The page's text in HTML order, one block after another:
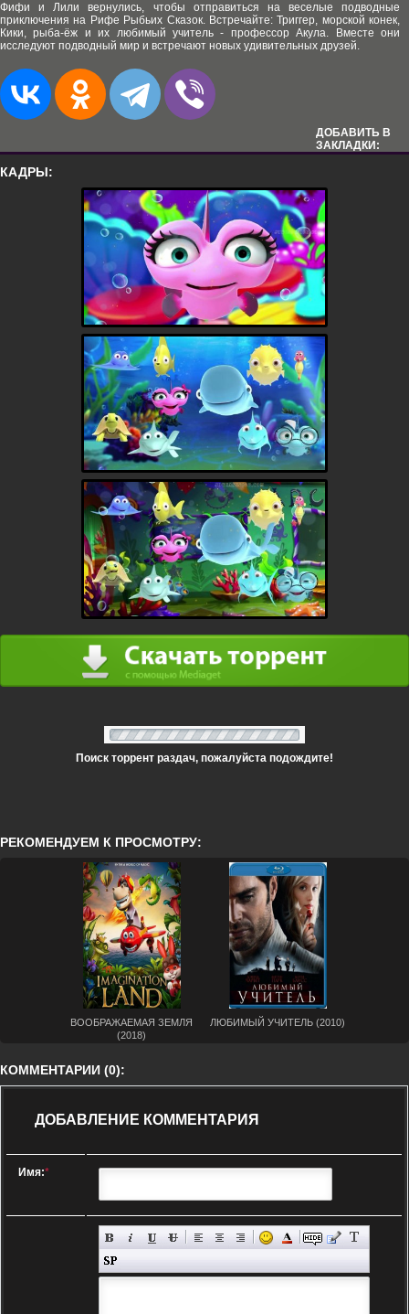
Фифи и Лили вернулись, чтобы отправиться на веселые подводные
приключения на Рифе Рыбьих Сказок. Встречайте: Триггер, морской конек,
Кики, рыба-ёж и их любимый учитель - профессор Акула. Вместе они
исследуют подводный мир и встречают новых удивительных друзей.
ДОБАВИТЬ В
ЗАКЛАДКИ:
КАДРЫ:
Поиск торрент раздач, пожалуйста подождите!
РЕКОМЕНДУЕМ К ПРОСМОТРУ:
ВООБРАЖАЕМАЯ ЗЕМЛЯ
(2018)
ЛЮБИМЫЙ УЧИТЕЛЬ (2010)
КОММЕНТАРИИ (0):
ДОБАВЛЕНИЕ КОММЕНТАРИЯ
Имя:*